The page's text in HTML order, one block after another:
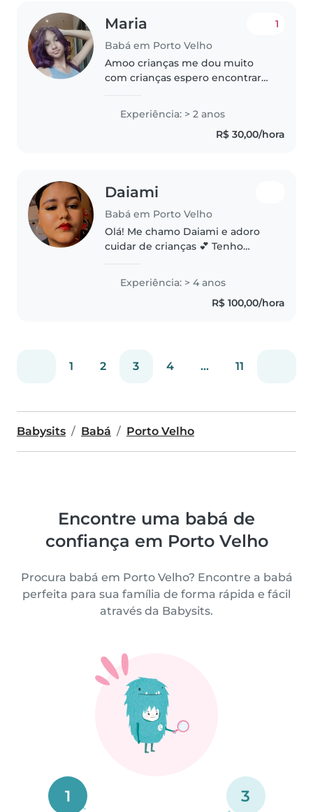
Maria
Babá em Porto Velho
1
Amoo crianças me dou muito
com crianças espero encontrar
Experiência: > 2 anos
R$ 30,00/hora
Daiami
Babá em Porto Velho
Olá! Me chamo Daiami e adoro
cuidar de crianças 💕 Tenho
crianças e faço isso com muito
carinho, paciência e
responsabilidade. Para mim, ser
Experiência: > 4 anos
R$ 100,00/hora
1 2 3 4 ... 11
Babysits Babá Porto Velho
Encontre uma babá de
confiança em Porto Velho
Procura babá em Porto Velho? Encontre a babá
perfeita para sua família de forma rápida e fácil
através da Babysits.
1 3